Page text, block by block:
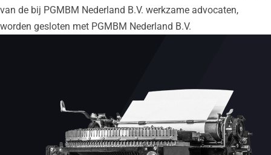
van de bij PGMBM Nederland B.V. werkzame advocaten,
worden gesloten met PGMBM Nederland B.V.